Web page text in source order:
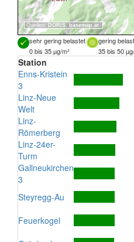
Quellen: DORIS, basemap.at
sehr gering belastet gering
0 bis 35 µg/m³
35 bis 50
Station
Enns-Kristein
3
Linz-Neue
Welt
Linz-
Römerberg
Linz-24er-
Turm
Gallneukirchen
3
Steyregg-Au
Feuerkogel